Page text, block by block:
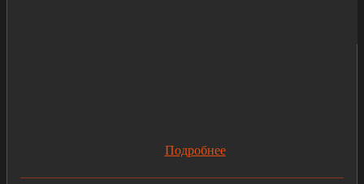
Подробнее